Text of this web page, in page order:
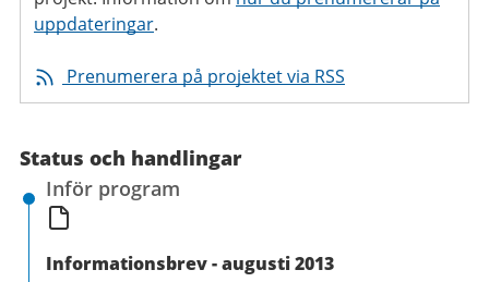
uppdateringar.
Prenumerera på projektet via RSS
Status och handlingar
Inför program
Informationsbrev - augusti 2013